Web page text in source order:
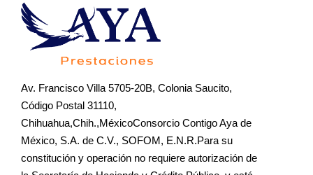
Av. Francisco Villa 5705-20B, Colonia Saucito,
Código Postal 31110,
Chihuahua,Chih.,MéxicoConsorcio Contigo Aya de
México, S.A. de C.V., SOFOM, E.N.R.Para su
constitución y operación no requiere autorización de